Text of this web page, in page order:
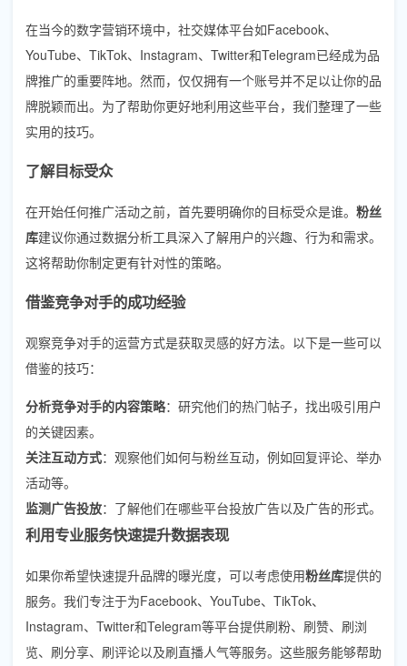
在当今的数字营销环境中，社交媒体平台如Facebook、
YouTube、TikTok、Instagram、Twitter和Telegram已经成为品
牌推广的重要阵地。然而，仅仅拥有一个账号并不足以让你的品
牌脱颖而出。为了帮助你更好地利用这些平台，我们整理了一些
实用的技巧。
了解目标受众
在开始任何推广活动之前，首先要明确你的目标受众是谁。 粉丝
库建议你通过数据分析工具深入了解用户的兴趣、行为和需求。
这将帮助你制定更有针对性的策略。
借鉴竞争对手的成功经验
观察竞争对手的运营方式是获取灵感的好方法。以下是一些可以
借鉴的技巧：
分析竞争对手的内容策略：研究他们的热门帖子，找出吸引用户
的关键因素。
关注互动方式：观察他们如何与粉丝互动，例如回复评论、举办
活动等。
监测广告投放：了解他们在哪些平台投放广告以及广告的形式。
利用专业服务快速提升数据表现
如果你希望快速提升品牌的曝光度，可以考虑使用粉丝库提供的
服务。我们专注于为Facebook、YouTube、TikTok、
Instagram、Twitter和Telegram等平台提供刷粉、刷赞、刷浏
览、刷分享、刷评论以及刷直播人气等服务。这些服务能够帮助